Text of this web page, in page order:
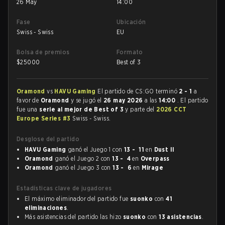
26 May
14:00
Fase
Swiss - Swiss
Ubicación
EU
Bolsa de premios
$25000
Formato
Best of 3
Oramondvs HAVU Gaming El partido de CS:GO terminó 2 - 1 a
favor de Oramond y se jugó el 26 may 2026 a las14:00 . El partido
fue una serie al mejor de Best of 3y parte del 2026 CCT
Europe Series #3 Swiss - Swiss.
Desglose del partido
HAVU Gaming ganó el Juego 1 con 13 - 11 en Dust II
Oramond ganó el Juego 2 con13 - 4 en Overpass
Oramond ganó el Juego 3 con13 - 6 en Mirage
Estadísticas clave de jugadores
El máximo eliminador del partido fue suonko con41
eliminaciones.
Más asistencias del partido las hizo suonko con13 asistencias.